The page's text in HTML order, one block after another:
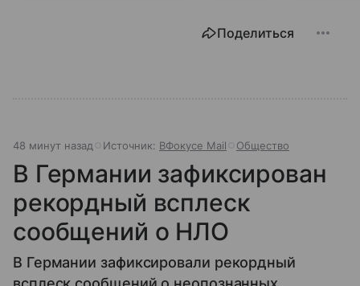
Поделиться
48 минут назад Источник: ВФокусе Mail Общество
В Германии зафиксирован
рекордный всплеск
сообщений о НЛО
В Германии зафиксировали рекордный